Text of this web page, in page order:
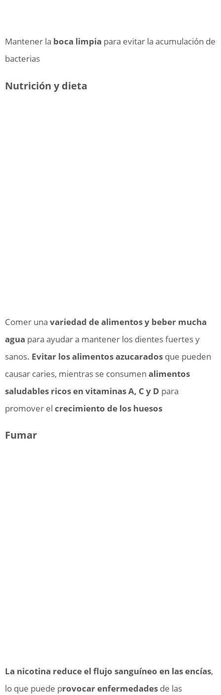
Mantener la boca limpia para evitar la acumulación de
bacterias
Nutrición y dieta
Comer una variedad de alimentos y beber mucha
agua para ayudar a mantener los dientes fuertes y
sanos. Evitar los alimentos azucarados que pueden
causar caries, mientras se consumen alimentos
saludables ricos en vitaminas A, C y D para
promover el crecimiento de los huesos
Fumar
La nicotina reduce el flujo sanguíneo en las encías,
lo que puede provocar enfermedades de las